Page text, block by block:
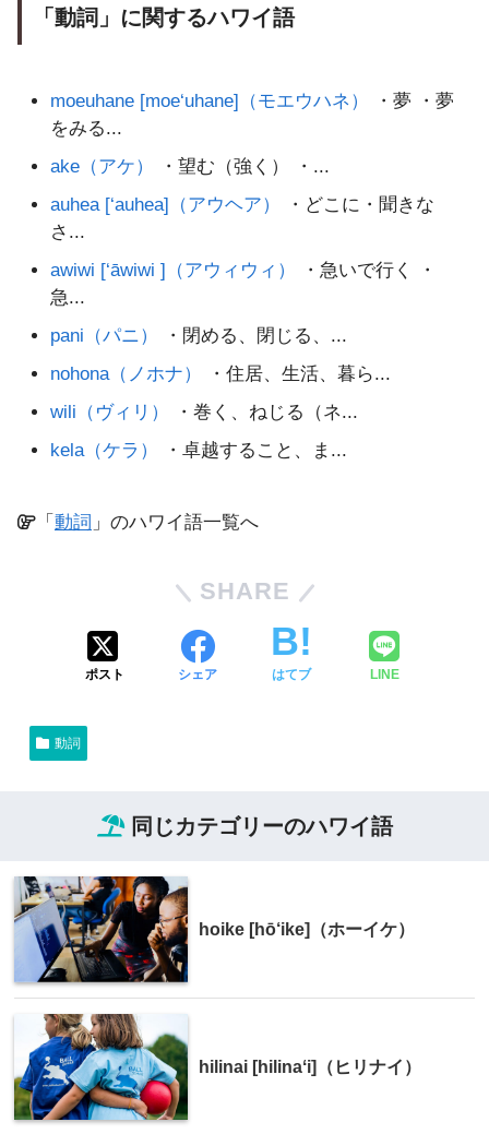
「動詞」に関するハワイ語
moeuhane [moe‘uhane]（モエウハネ）
・夢 ・夢
をみる...
ake（アケ）
・望む（強く） ・...
auhea [‘auhea]（アウヘア）
・どこに・聞きな
さ...
awiwi [‘āwiwi ]（アウィウィ）
・急いで行く ・
急...
pani（パニ）
・閉める、閉じる、...
nohona（ノホナ）
・住居、生活、暮ら...
wili（ヴィリ）
・巻く、ねじる（ネ...
kela（ケラ）
・卓越すること、ま...
「 動詞 」のハワイ語一覧へ
SHARE
ポスト シェア はてブ LINE
動詞
同じカテゴリーのハワイ語
hoike [hō‘ike]（ホーイケ）
hilinai [hilinaʻi]（ヒリナイ）